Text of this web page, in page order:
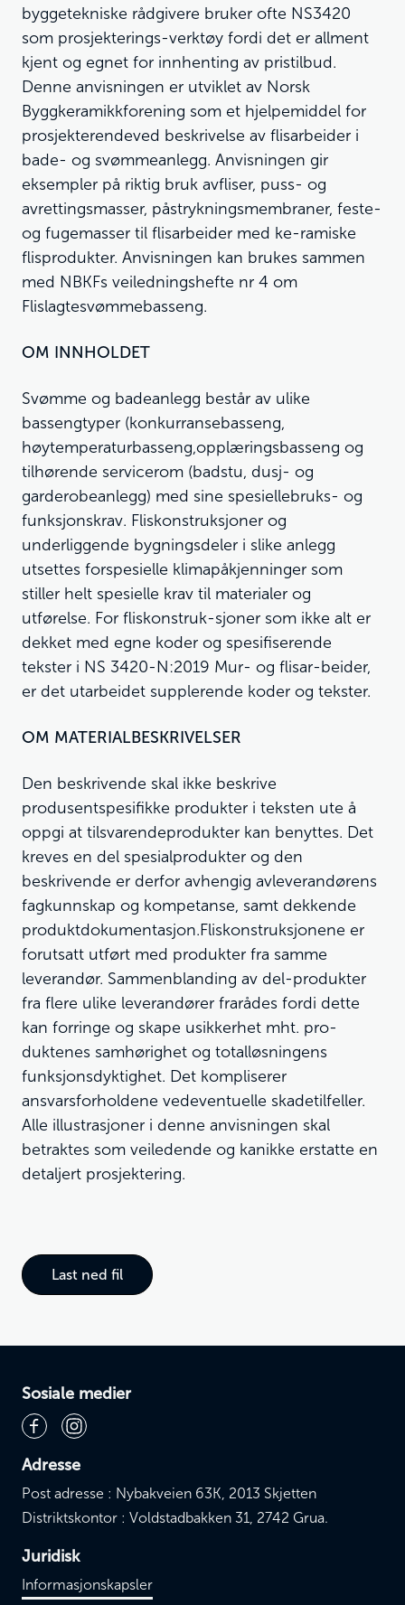
byggetekniske rådgivere bruker ofte NS3420
som prosjekterings-verktøy fordi det er allment
kjent og egnet for innhenting av pristilbud.
Denne anvisningen er utviklet av Norsk
Byggkeramikkforening som et hjelpemiddel for
prosjekterendeved beskrivelse av flisarbeider i
bade- og svømmeanlegg. Anvisningen gir
eksempler på riktig bruk avfliser, puss- og
avrettingsmasser, påstrykningsmembraner, feste-
og fugemasser til flisarbeider med ke-ramiske
flisprodukter. Anvisningen kan brukes sammen
med NBKFs veiledningshefte nr 4 om
Flislagtesvømmebasseng.
OM INNHOLDET
Svømme og badeanlegg består av ulike
bassengtyper (konkurransebasseng,
høytemperaturbasseng,opplæringsbasseng og
tilhørende servicerom (badstu, dusj- og
garderobeanlegg) med sine spesiellebruks- og
funksjonskrav. Fliskonstruksjoner og
underliggende bygningsdeler i slike anlegg
utsettes forspesielle klimapåkjenninger som
stiller helt spesielle krav til materialer og
utførelse. For fliskonstruk-sjoner som ikke alt er
dekket med egne koder og spesifiserende
tekster i NS 3420-N:2019 Mur- og flisar-beider,
er det utarbeidet supplerende koder og tekster.
OM MATERIALBESKRIVELSER
Den beskrivende skal ikke beskrive
produsentspesifikke produkter i teksten ute å
oppgi at tilsvarendeprodukter kan benyttes. Det
kreves en del spesialprodukter og den
beskrivende er derfor avhengig avleverandørens
fagkunnskap og kompetanse, samt dekkende
produktdokumentasjon.Fliskonstruksjonene er
forutsatt utført med produkter fra samme
leverandør. Sammenblanding av del-produkter
fra flere ulike leverandører frarådes fordi dette
kan forringe og skape usikkerhet mht. pro-
duktenes samhørighet og totalløsningens
funksjonsdyktighet. Det kompliserer
ansvarsforholdene vedeventuelle skadetilfeller.
Alle illustrasjoner i denne anvisningen skal
betraktes som veiledende og kanikke erstatte en
detaljert prosjektering.
Last ned fil
Sosiale medier
Adresse
Post adresse : Nybakveien 63K, 2013 Skjetten
Distriktskontor : Voldstadbakken 31, 2742 Grua.
Juridisk
Informasjonskapsler